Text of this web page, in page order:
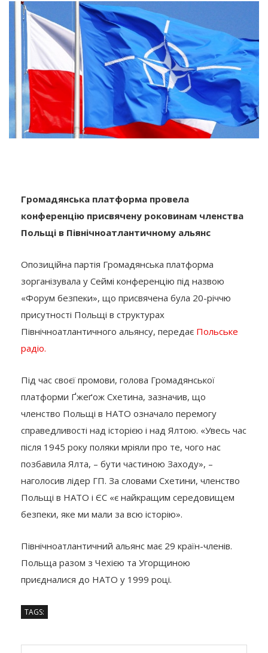
Громадянська платформа провела
конференцію присвячену роковинам членства
Польщі в Північноатлантичному альянс
Опозиційна партія Громадянська платформа
зорганізувала у Сеймі конференцію під назвою
«Форум безпеки», що присвячена була 20-річчю
присутності Польщі в структурах
Північноатлантичного альянсу, передає Польське
радіо.
Під час своєї промови, голова Громадянської
платформи Ґжеґож Схетина, зазначив, що
членство Польщі в НАТО означало перемогу
справедливості над історією і над Ялтою. «Увесь час
після 1945 року поляки мріяли про те, чого нас
позбавила Ялта, – бути частиною Заходу», –
наголосив лідер ГП. За словами Схетини, членство
Польщі в НАТО і ЄС «є найкращим середовищем
безпеки, яке ми мали за всю історію».
Північноатлантичний альянс має 29 країн-членів.
Польща разом з Чехією та Угорщиною
приєдналися до НАТО у 1999 році.
TAGS: